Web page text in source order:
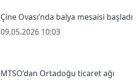
Çine Ovası’nda balya mesaisi başladı
09.05.2026 10:03
MTSO’dan Ortadoğu ticaret ağı